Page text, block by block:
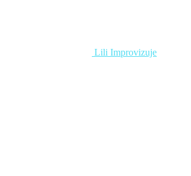
Lili Improvizuje